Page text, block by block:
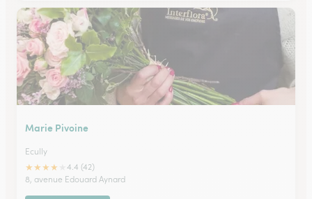
Marie Pivoine
Ecully
★★★★
4.4 (42)
8, avenue Edouard Aynard